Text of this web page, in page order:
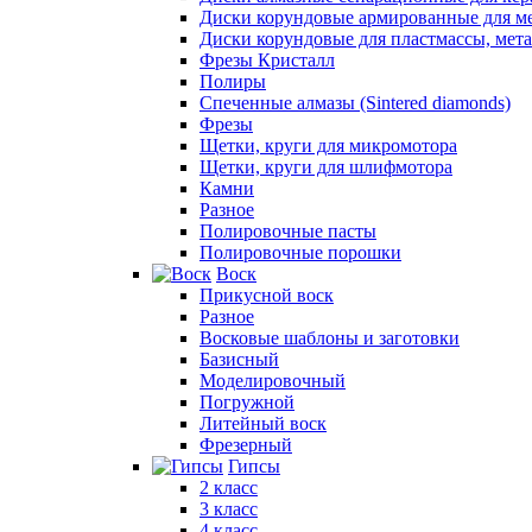
Диски корундовые армированные для
Диски корундовые для пластмассы,
Фрезы Кристалл
Полиры
Спеченные алмазы (Sintered diamonds)
Фрезы
Щетки, круги для микромотора
Щетки, круги для шлифмотора
Камни
Разное
Полировочные пасты
Полировочные порошки
Воск
Прикусной воск
Разное
Восковые шаблоны и заготовки
Базисный
Моделировочный
Погружной
Литейный воск
Фрезерный
Гипсы
2 класс
3 класс